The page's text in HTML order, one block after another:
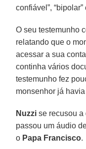
confiável”,
O seu testemunho
relatando que o
acessar a sua
continha vários
testemunho fez
monsenhor já
Nuzzi se recusou a
passou um áudio
o Papa Francisco.